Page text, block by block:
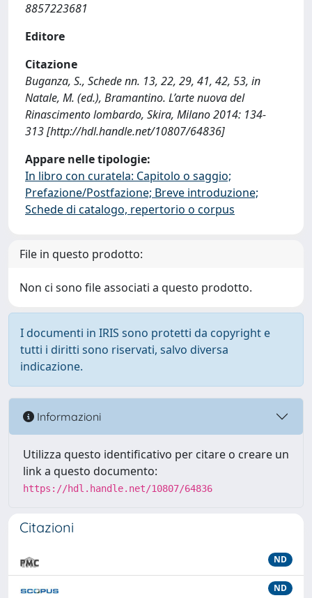
8857223681
Editore
Citazione
Buganza, S., Schede nn. 13, 22, 29, 41, 42, 53, in
Natale, M. (ed.), Bramantino. L’arte nuova del
Rinascimento lombardo, Skira, Milano 2014: 134-
313 [http://hdl.handle.net/10807/64836]
Appare nelle tipologie:
In libro con curatela: Capitolo o saggio;
Prefazione/Postfazione; Breve introduzione;
Schede di catalogo, repertorio o corpus
File in questo prodotto:
Non ci sono file associati a questo prodotto.
I documenti in IRIS sono protetti da copyright e
tutti i diritti sono riservati, salvo diversa
indicazione.
Informazioni
Utilizza questo identificativo per citare o creare un
link a questo documento:
https://hdl.handle.net/10807/64836
Citazioni
ND
ND